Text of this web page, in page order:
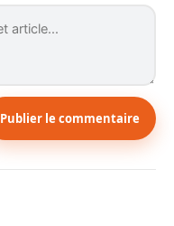
Publier le commentaire